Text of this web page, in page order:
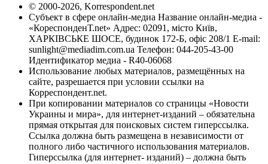
© 2000-2026, Korrespondent.net
Субъект в сфере онлайн-медиа Название онлайн-медиа -
«КореспонденТ.net» Адрес: 02091, місто Київ,
ХАРКІВСЬКЕ ШОСЕ, будинок 172-Б, офіс 208/1 E-mail:
sunlight@mediadim.com.ua Телефон: 044-205-43-00
Идентификатор медиа - R40-06068
Использование любых материалов, размещённых на
сайте, разрешается при условии ссылки на
Корреспондент.net.
При копировании материалов со страницы «Новости
Украины и мира», для интернет-изданий – обязательна
прямая открытая для поисковых систем гиперссылка.
Ссылка должна быть размещена в независимости от
полного либо частичного использования материалов.
Гиперссылка (для интернет- изданий) – должна быть